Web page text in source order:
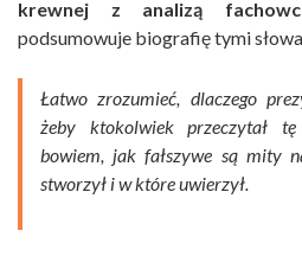
krewnej z analizą
podsumowuje biografię tymi
Łatwo zrozumieć, dlaczego
żeby ktokolwiek przeczytał
bowiem, jak fałszywe są mity
stworzył i w które uwierzył.